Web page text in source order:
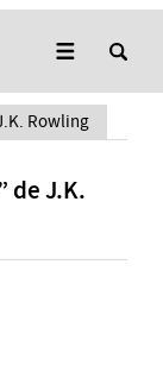
Rowling
de J.K.